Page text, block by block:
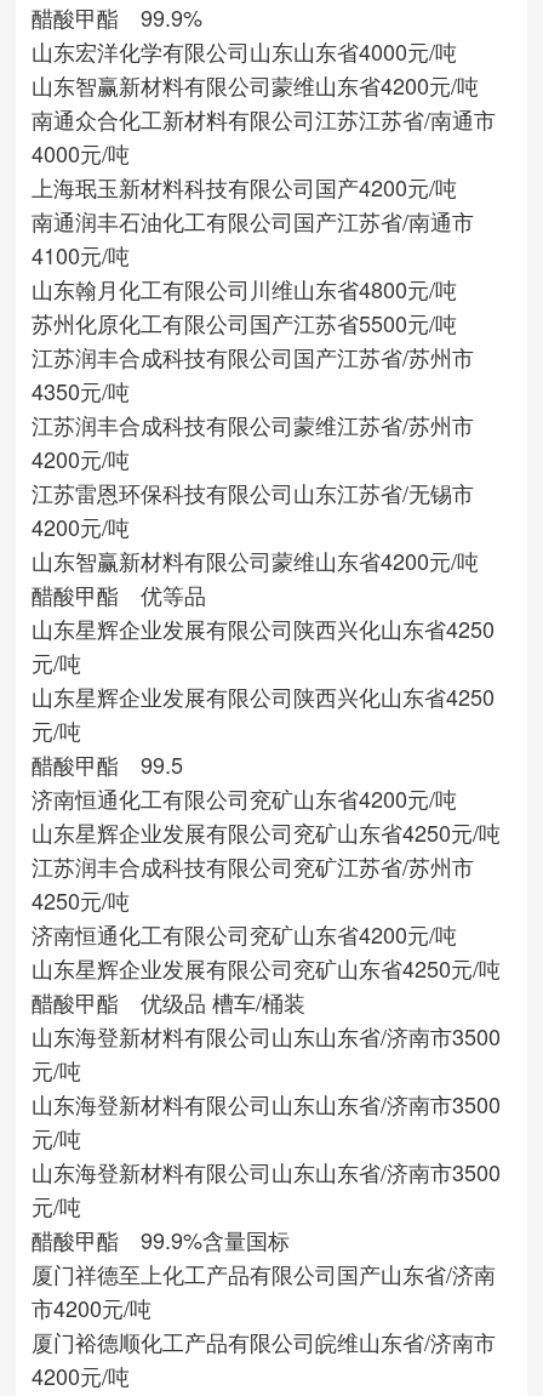
醋酸甲酯 99.9%
山东宏洋化学有限公司山东山东省4000元/吨
山东智赢新材料有限公司蒙维山东省4200元/吨
南通众合化工新材料有限公司江苏江苏省/南通市
4000元/吨
上海珉玉新材料科技有限公司国产4200元/吨
南通润丰石油化工有限公司国产江苏省/南通市
4100元/吨
山东翰月化工有限公司 川维山东省4800元/吨
苏州化原化工有限公司国产江苏省5500元/吨
江苏润丰合成科技有限公司国产江苏省/苏州市
4350元/吨
江苏润丰合成科技有限公司蒙维江苏省/苏州市
4200元/吨
江苏雷恩环保科技有限公司山东江苏省/无锡市
4200元/吨
山东智赢新材料有限公司蒙维山东省4200元/吨
醋酸甲酯 优等品
山东星辉企业发展有限公司陕西兴化山东省4250
元/吨
山东星辉企业发展有限公司陕西兴化山东省4250
元/吨
醋酸甲酯 99.5
济南恒通化工有限公司兖矿山东省4200元/吨
山东星辉企业发展有限公司兖矿山东省4250元/吨
江苏润丰合成科技有限公司兖矿江苏省/苏州市
4250元/吨
济南恒通化工有限公司兖矿山东省4200元/吨
山东星辉企业发展有限公司兖矿山东省4250元/吨
醋酸甲酯 优级品 槽车/桶装
山东海登新材料有限公司山东山东省/济南市3500
元/吨
山东海登新材料有限公司山东山东省/济南市3500
元/吨
山东海登新材料有限公司山东山东省/济南市3500
元/吨
醋酸甲酯 99.9%含量国标
厦门祥德至上化工产品有限公司国产山东省/济南
市4200元/吨
厦门裕德顺化工产品有限公司皖维山东省/济南市
4200元/吨